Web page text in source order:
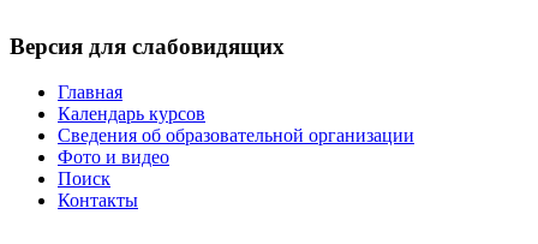
Версия для слабовидящих
Главная
Календарь курсов
Сведения об образовательной организации
Фото и видео
Поиск
Контакты